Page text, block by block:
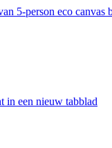
5-person eco canvas
in een nieuw tabblad